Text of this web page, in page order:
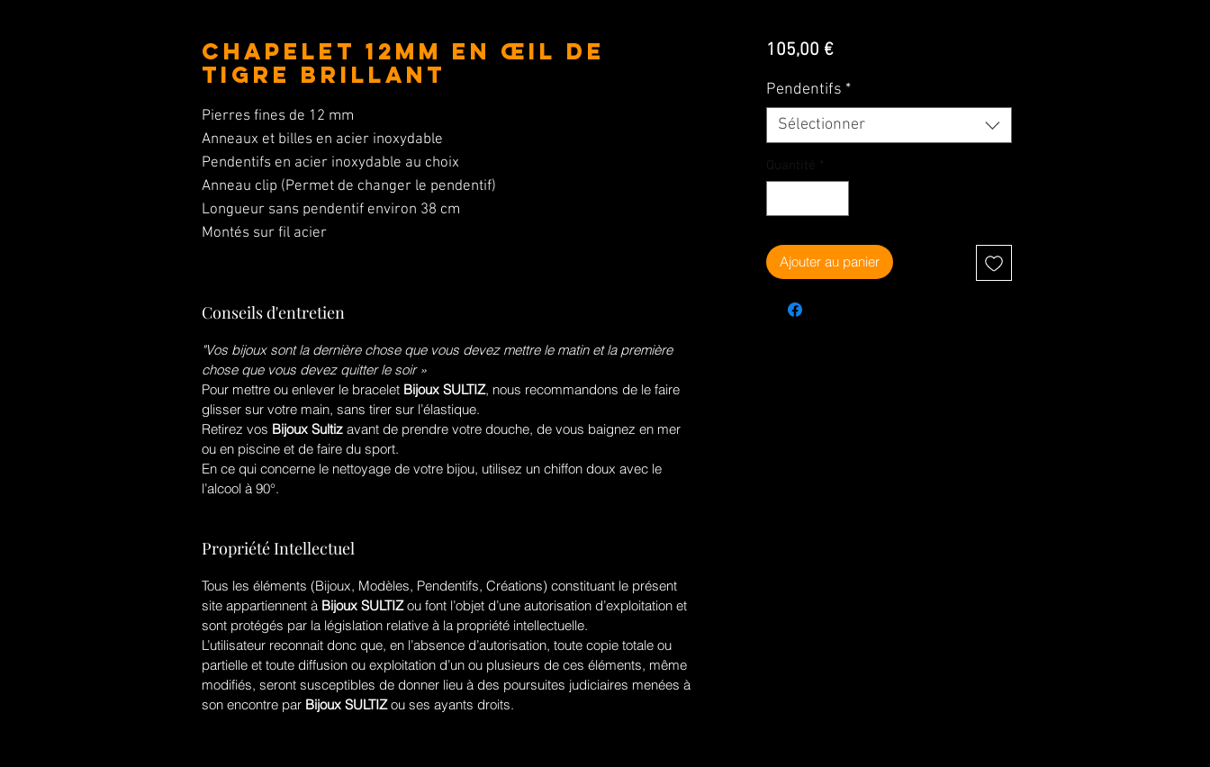
CHAPELET 12MM en Œil de
Tigre brillant
Pierres fines de 12 mm
Anneaux et billes en acier inoxydable
Pendentifs en acier inoxydable au choix
Anneau clip (Permet de changer le pendentif)
Longueur sans pendentif environ 38 cm
Montés sur fil acier
Conseils d'entretien
"Vos bijoux sont la dernière chose que vous devez mettre le matin et la première
chose que vous devez quitter le soir »
Pour mettre ou enlever le bracelet Bijoux SULTIZ, nous recommandons de le faire
glisser sur votre main, sans tirer sur l’élastique.
Retirez vos Bijoux Sultiz avant de prendre votre douche, de vous baignez en mer
ou en piscine et de faire du sport.
En ce qui concerne le nettoyage de votre bijou, utilisez un chiffon doux avec le
l’alcool à 90°.
Propriété Intellectuel
Tous les éléments (Bijoux, Modèles, Pendentifs, Créations) constituant le présent
site appartiennent à Bijoux SULTIZou font l’objet d’une autorisation d’exploitation et
sont protégés par la législation relative à la propriété intellectuelle.
L’utilisateur reconnait donc que, en l’absence d’autorisation, toute copie totale ou
partielle et toute diffusion ou exploitation d’un ou plusieurs de ces éléments, même
modifiés, seront susceptibles de donner lieu à des poursuites judiciaires menées à
son encontre par Bijoux SULTIZou ses ayants droits.
105,00 €Prix
Pendentifs *
Sélectionner
Ajouter au panier